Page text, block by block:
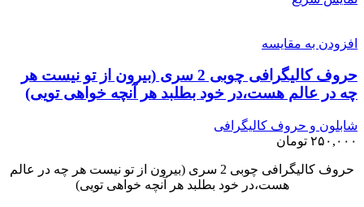
افزودن به مقایسه
حروف کالیگرافی چوبی 2 سری (بیرون از تو نیست هر
چه در عالم هست،در خود بطلبد هر آنچه خواهی تویی)
شابلون و حروف کالیگرافی
۲۵۰,۰۰۰ تومان
حروف کالیگرافی چوبی 2 سری (بیرون از تو نیست هر چه در عالم
هست،در خود بطلبد هر آنچه خواهی تویی)